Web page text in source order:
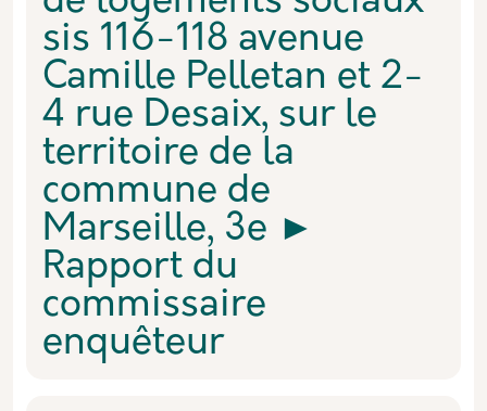
sis 116-118 avenue
Camille Pelletan et 2-
4 rue Desaix, sur le
territoire de la
commune de
Marseille, 3e ►
Rapport du
commissaire
enquêteur